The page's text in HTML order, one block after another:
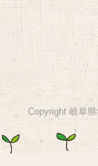
Copyright 岐阜